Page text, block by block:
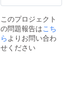
このプロジェクト
の問題報告はこち
らよりお問い合わ
せください